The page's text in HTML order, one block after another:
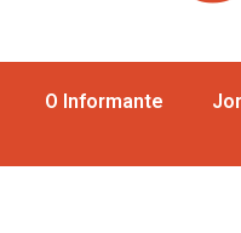
O Informante